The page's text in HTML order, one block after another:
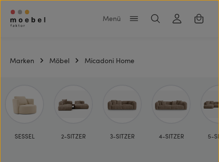
Zum Hauptinhalt springen
Marken Möbel Micadoni Home
SESSEL 2-SITZER 3-SITZER 4-SITZER 5-